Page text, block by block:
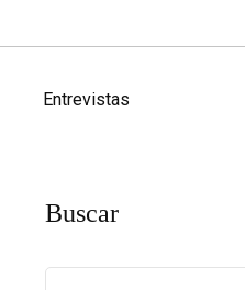
Entrevistas
Buscar